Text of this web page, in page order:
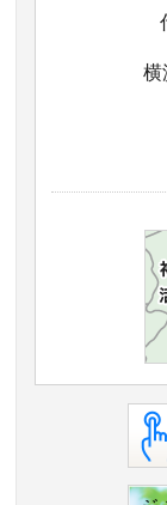
横